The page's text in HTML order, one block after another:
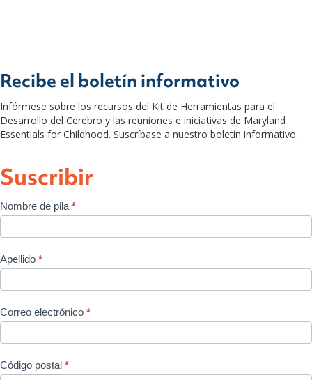
Recibe el boletín informativo
Infórmese sobre los recursos del Kit de Herramientas para el
Desarrollo del Cerebro y las reuniones e iniciativas de Maryland
Essentials for Childhood. Suscríbase a nuestro boletín informativo.
Suscribir
Suscripción
de
pie
de
Nombre de pila *
Apellido *
Correo electrónico *
Código postal *